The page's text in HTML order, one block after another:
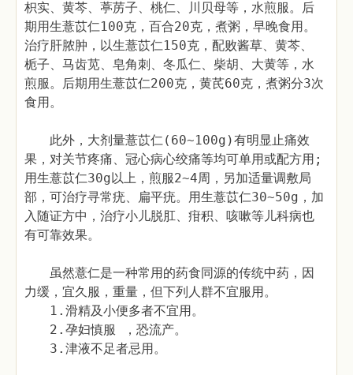
枳实、黄芩、葶苈子、桃仁、川贝母等，水煎服。后
期用生薏苡仁100克，百合20克，煮粥，早晚食用。
治疗肝脓肿，以生薏苡仁150克，配败酱草、黄芩、
栀子、马齿苋、皂角刺、冬瓜仁、柴胡、大黄等，水
煎服。后期用生薏苡仁200克，黄芪60克，煮粥分3次
食用。
此外，大剂量薏苡仁(60~100g)有明显止痛效
果，对关节疼痛、冠心病心绞痛等均可单用或配方用;
用生薏苡仁30g以上，煎服2~4周，另加适量调敷局
部，可治疗寻常疣、扁平疣。用生薏苡仁30~50g，加
入随证方中，治疗小儿脱肛、疳积、咳嗽等儿科病也
有可靠效果。
虽然薏仁是一种常用的药食同源的传统中药，因
力缓，宜久服，重量，但下列人群不宜服用。
1.滑精及小便多者不宜用。
2.孕妇慎服 ，恐流产。
3.津液不足者忌用。